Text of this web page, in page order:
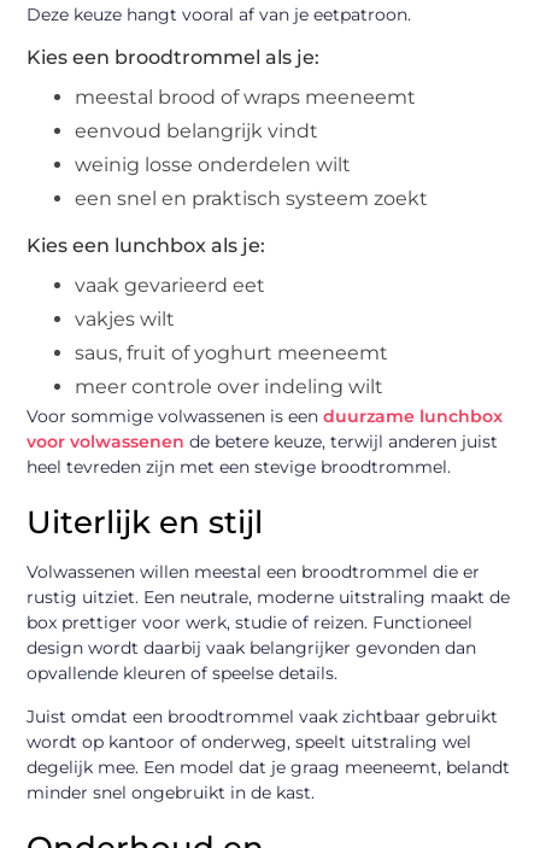
Deze keuze hangt vooral af van je eetpatroon.
Kies een broodtrommel als je:
meestal brood of wraps meeneemt
eenvoud belangrijk vindt
weinig losse onderdelen wilt
een snel en praktisch systeem zoekt
Kies een lunchbox als je:
vaak gevarieerd eet
vakjes wilt
saus, fruit of yoghurt meeneemt
meer controle over indeling wilt
Voor sommige volwassenen is eenduurzame lunchbox
voor volwassenen de betere keuze, terwijl anderen juist
heel tevreden zijn met een stevige broodtrommel.
Uiterlijk en stijl
Volwassenen willen meestal een broodtrommel die er
rustig uitziet. Een neutrale, moderne uitstraling maakt de
box prettiger voor werk, studie of reizen. Functioneel
design wordt daarbij vaak belangrijker gevonden dan
opvallende kleuren of speelse details.
Juist omdat een broodtrommel vaak zichtbaar gebruikt
wordt op kantoor of onderweg, speelt uitstraling wel
degelijk mee. Een model dat je graag meeneemt, belandt
minder snel ongebruikt in de kast.